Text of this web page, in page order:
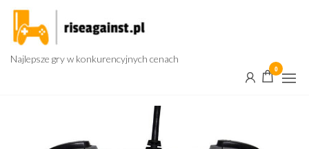
Przejdź
treści
Najlepsze gry w konkurencyjnych cenach
0